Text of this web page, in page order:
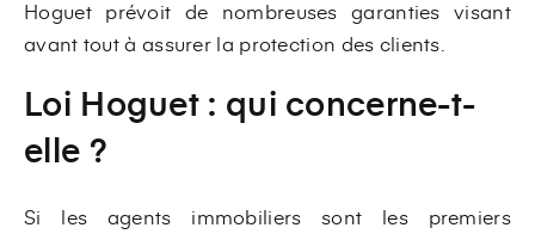
Hoguet prévoit de nombreuses garanties visant
avant tout à assurer la protection des clients.
Loi Hoguet : qui concerne-t-
elle ?
Si les agents immobiliers sont les premiers